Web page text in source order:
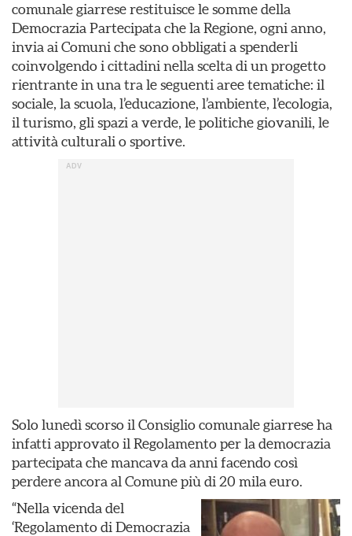
comunale giarrese restituisce le somme della
Democrazia Partecipata che la Regione, ogni anno,
invia ai Comuni che sono obbligati a spenderli
coinvolgendo i cittadini nella scelta di un progetto
rientrante in una tra le seguenti aree tematiche: il
sociale, la scuola, l’educazione, l’ambiente, l’ecologia,
il turismo, gli spazi a verde, le politiche giovanili, le
attività culturali o sportive.
Solo lunedì scorso il Consiglio comunale giarrese ha
infatti approvato il Regolamento per la democrazia
partecipata che mancava da anni facendo così
perdere ancora al Comune più di 20 mila euro.
“Nella vicenda del
‘Regolamento di Democrazia